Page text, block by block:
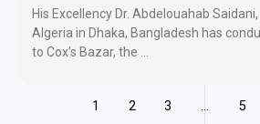
His Excellency Dr. Abdelouahab
Algeria in Dhaka, Bangladesh has
to Cox’s Bazar, the …
1 2 3 … 5